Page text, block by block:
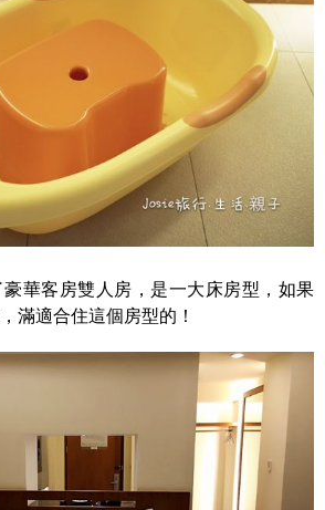
華客房雙人房，是一大床房型，如果
滿適合住這個房型的！